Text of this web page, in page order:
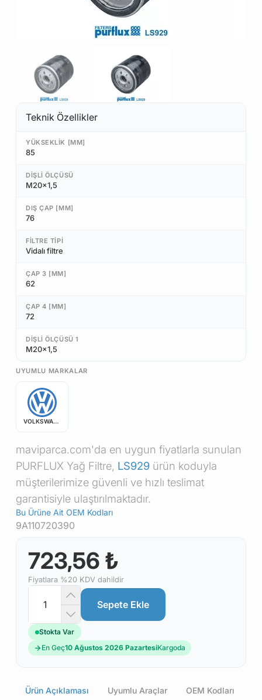
Teknik Özellikler
YÜKSEKLIK [MM]
85
DIŞLI ÖLÇÜSÜ
M20x1,5
DIŞ ÇAP [MM]
76
FILTRE TIPI
Vidalı filtre
ÇAP 3 [MM]
62
ÇAP 4 [MM]
72
DIŞLI ÖLÇÜSÜ 1
M20x1,5
UYUMLU MARKALAR
VOLKSWAGEN
maviparca.com'da en uygun fiyatlarla sunulan
PURFLUX Yağ Filtre, LS929 ürün koduyla
müşterilerimize güvenli ve hızlı teslimat
garantisiyle ulaştırılmaktadır.
Bu Ürüne Ait OEM Kodları
9A110720390
723,56 ₺
Fiyatlara %20 KDV dahildir
Sepete Ekle
Stokta Var
En Geç10 Ağustos 2026 PazartesiKargoda
Ürün Açıklaması Uyumlu Araçlar OEM Kodları